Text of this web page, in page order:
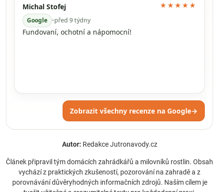
Michal Stofej
Google •před 9 týdny
★★★★★
Fundovaní, ochotní a nápomocní!
Zobrazit všechny recenze na Google→
Autor: Redakce Jutronavody.cz
Článek připravil tým domácích zahrádkářů a milovníků rostlin. Obsah
vychází z praktických zkušeností, pozorování na zahradě a z
porovnávání důvěryhodných informačních zdrojů. Naším cílem je